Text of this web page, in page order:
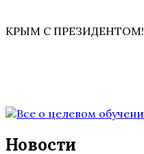
КРЫМ С ПРЕЗИДЕНТОМ!
Новости